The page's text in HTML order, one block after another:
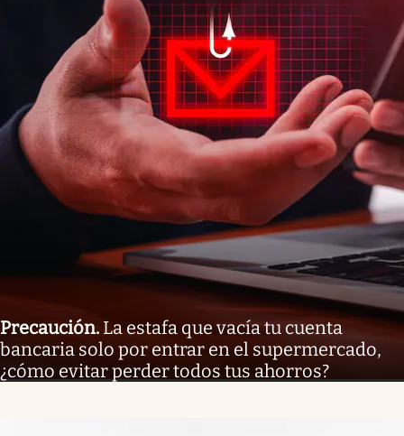
Precaución. La estafa que vacía tu cuenta
bancaria solo por entrar en el supermercado,
¿cómo evitar perder todos tus ahorros?